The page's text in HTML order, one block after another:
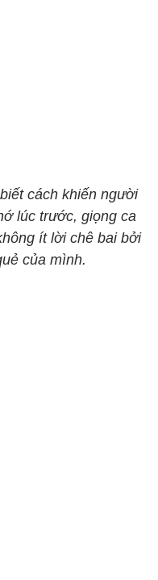
cách khiến người
lúc trước, giọng ca
ít lời chê bai bởi
của mình.